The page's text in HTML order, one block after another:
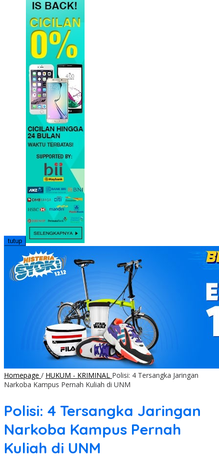
tutup
Homepage / HUKUM - KRIMINAL Polisi: 4 Tersangka Jaringan
Narkoba Kampus Pernah Kuliah di UNM
Polisi: 4 Tersangka Jaringan
Narkoba Kampus Pernah
Kuliah di UNM